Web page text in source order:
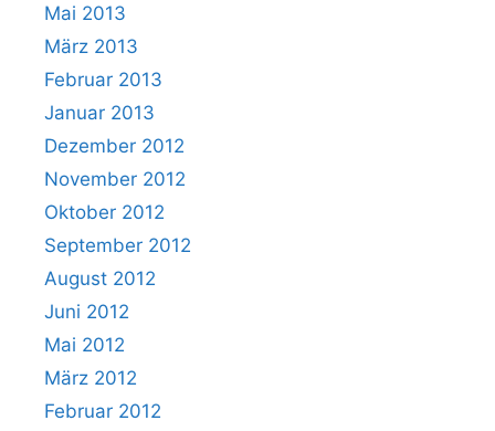
Mai 2013
März 2013
Februar 2013
Januar 2013
Dezember 2012
November 2012
Oktober 2012
September 2012
August 2012
Juni 2012
Mai 2012
März 2012
Februar 2012